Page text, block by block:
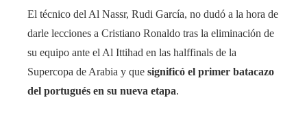
El técnico del Al Nassr, Rudi García, no dudó a la hora de
darle lecciones a Cristiano Ronaldo tras la eliminación de
su equipo ante el Al Ittihad en las halffinals de la
Supercopa de Arabia y que significó el primer batacazo
del portugués en su nueva etapa.